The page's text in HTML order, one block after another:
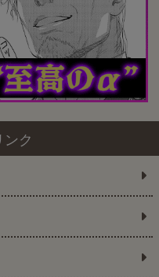
ク